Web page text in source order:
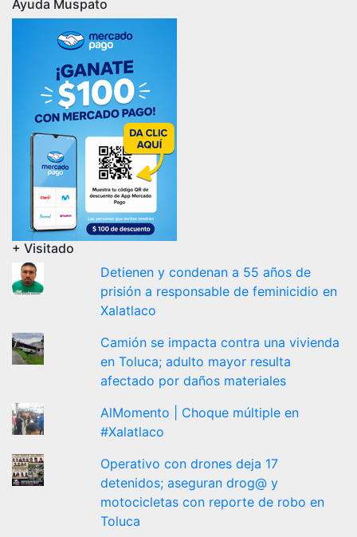
Ayuda Muspato
+ Visitado
Detienen y condenan a 55 años de
prisión a responsable de feminicidio en
Xalatlaco
Camión se impacta contra una vivienda
en Toluca; adulto mayor resulta
afectado por daños materiales
AlMomento | Choque múltiple en
#Xalatlaco
Operativo con drones deja 17
detenidos; aseguran drog@ y
motocicletas con reporte de robo en
Toluca